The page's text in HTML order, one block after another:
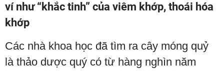
ví như “khắc tinh” của viêm khớp, thoái hóa
khớp
Các nhà khoa học đã tìm ra cây móng quỷ
là thảo dược quý có từ hàng nghìn năm